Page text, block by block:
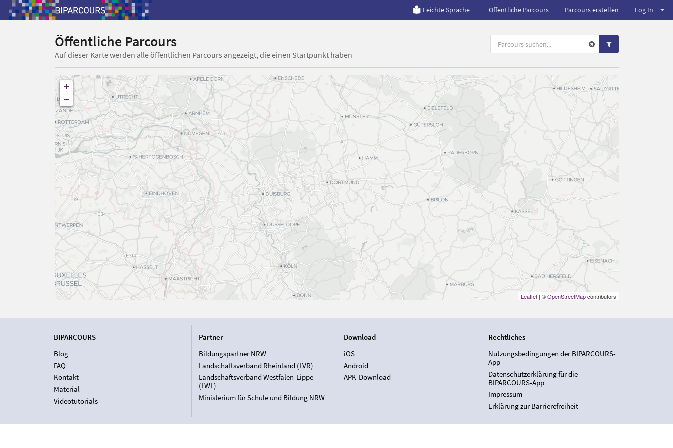
Leichte Sprache Öffentliche Parcours Parcours erstellen Log In
Öffentliche Parcours
Auf dieser Karte werden alle öffentlichen Parcours angezeigt, die einen Startpunkt haben
+
−
Leaflet| ©OpenStreetMapcontributors
BIPARCOURS
Blog
FAQ
Kontakt
Material
Videotutorials
Partner
Bildungspartner NRW
Landschaftsverband Rheinland (LVR)
Landschaftsverband Westfalen-Lippe
(LWL)
Ministerium für Schule und Bildung NRW
Download
iOS
Android
APK-Download
Rechtliches
Nutzungsbedingungen der BIPARCOURS-
App
Datenschutzerklärung für die
BIPARCOURS-App
Impressum
Erklärung zur Barrierefreiheit